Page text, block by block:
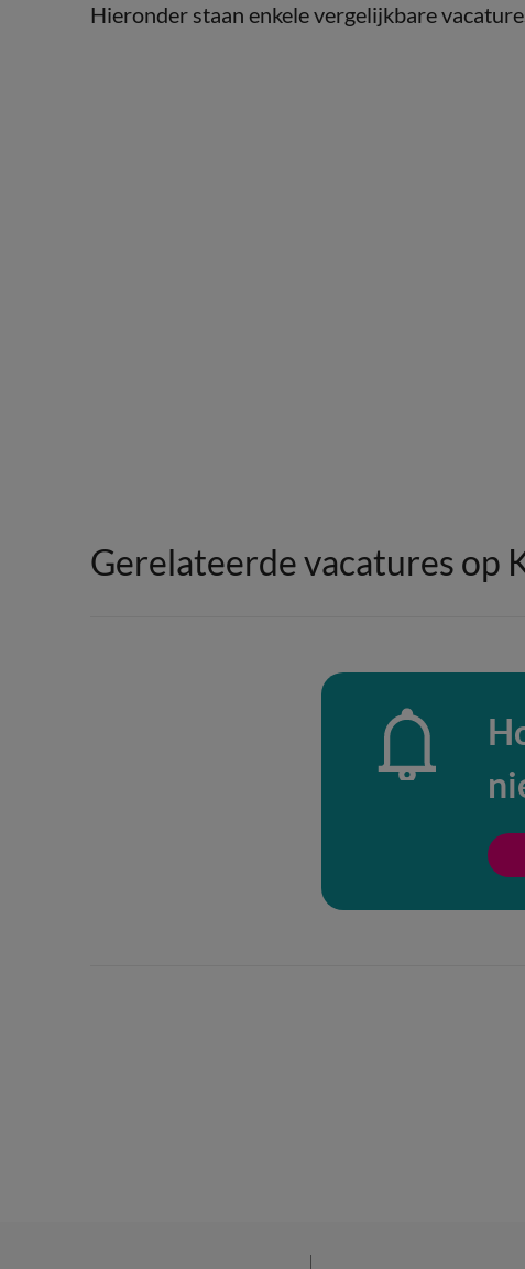
Hieronder staan enkele vergelijkbare
Gerelateerde vacatures op